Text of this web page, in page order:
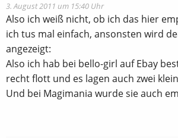
3. August 2011 um 15:40 Uhr
Also ich weiß nicht, ob ich das hier
ich tus mal einfach, ansonsten wird
angezeigt:
Also ich hab bei bello-girl auf Ebay
recht flott und es lagen auch zwei
Und bei Magimania wurde sie auch